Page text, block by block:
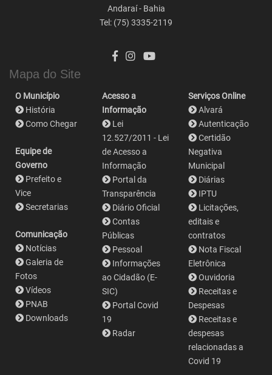
Andaraí - Bahia
Tel: (75) 3335-2119
Mapa do Site
O Município
História
Como Chegar
Equipe de
Governo
Prefeito e
Vice
Secretarias
Comunicação
Notícias
Galeria de
Fotos
Vídeos
PNAB
Downloads
Acesso a
Informação
Lei
12.527/2011 - Lei
de Acesso a
Informação
Portal da
Transparência
Diário Oficial
Contas
Públicas
Pessoal
Informações
ao Cidadão (E-
SIC)
Portal Covid
19
Radar
Serviços Online
Alvará
Autenticação
Certidão
Negativa
Municipal
Diárias
IPTU
Licitações,
editais e
contratos
Nota Fiscal
Eletrônica
Ouvidoria
Receitas e
Despesas
Receitas e
despesas
relacionadas a
Covid 19